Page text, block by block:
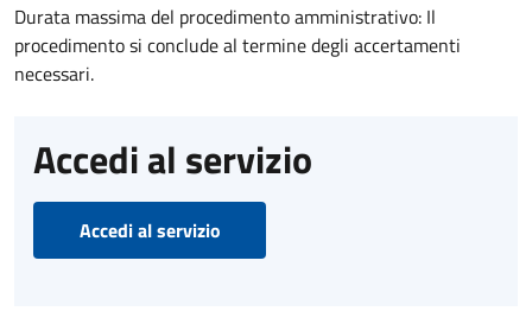
Durata massima del procedimento amministrativo: Il
procedimento si conclude al termine degli accertamenti
necessari.
Accedi al servizio
Accedi al servizio